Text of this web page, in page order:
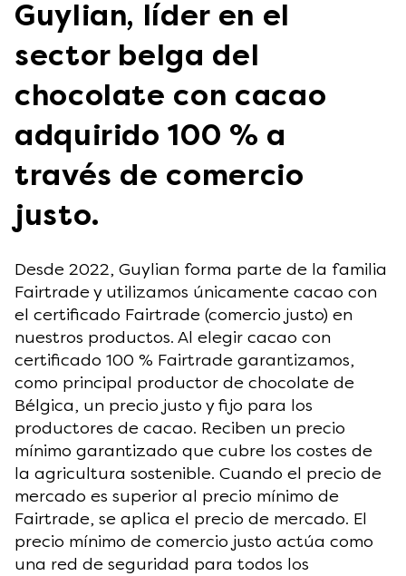
Guylian, líder en el
sector belga del
chocolate con cacao
adquirido 100 % a
través de comercio
justo.
Desde 2022, Guylian forma parte de la familia
Fairtrade y utilizamos únicamente cacao con
el certificado Fairtrade (comercio justo) en
nuestros productos. Al elegir cacao con
certificado 100 % Fairtrade garantizamos,
como principal productor de chocolate de
Bélgica, un precio justo y fijo para los
productores de cacao. Reciben un precio
mínimo garantizado que cubre los costes de
la agricultura sostenible. Cuando el precio de
mercado es superior al precio mínimo de
Fairtrade, se aplica el precio de mercado. El
precio mínimo de comercio justo actúa como
una red de seguridad para todos los